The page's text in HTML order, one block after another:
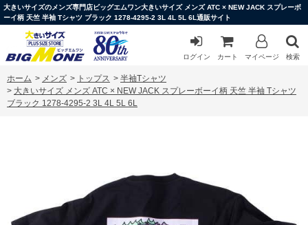
大きいサイズのメンズ専門店ビッグエムワン大きいサイズ メンズ ATC × NEW JACK スプレーボ
ーイ柄 天竺 半袖 Tシャツ ブラック 1278-4295-2 3L 4L 5L 6L通販サイト
ログイン カート マイページ 検索
ホーム > メンズ > トップス > 半袖Tシャツ
> 大きいサイズ メンズ ATC × NEW JACK スプレーボーイ柄 天竺 半袖 Tシャツ
ブラック 1278-4295-2 3L 4L 5L 6L